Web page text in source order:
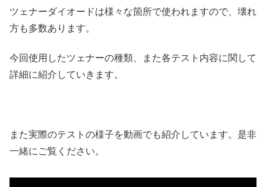
ツェナーダイオードは様々な箇所で使われますので、壊れ
方も多数あります。
今回使用したツェナーの種類、また各テスト内容に関して
詳細に紹介していきます。
また実際のテストの様子を動画でも紹介しています。是非
一緒にご覧ください。